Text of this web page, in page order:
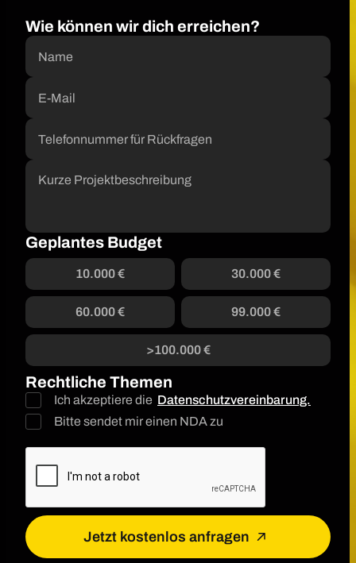
Wie können wir dich erreichen?
Geplantes Budget
10.000 € 30.000 €
60.000 € 99.000 €
>100.000 €
Rechtliche Themen
Ich akzeptiere die Datenschutzvereinbarung.
Bitte sendet mir einen NDA zu
Jetzt kostenlos anfragen